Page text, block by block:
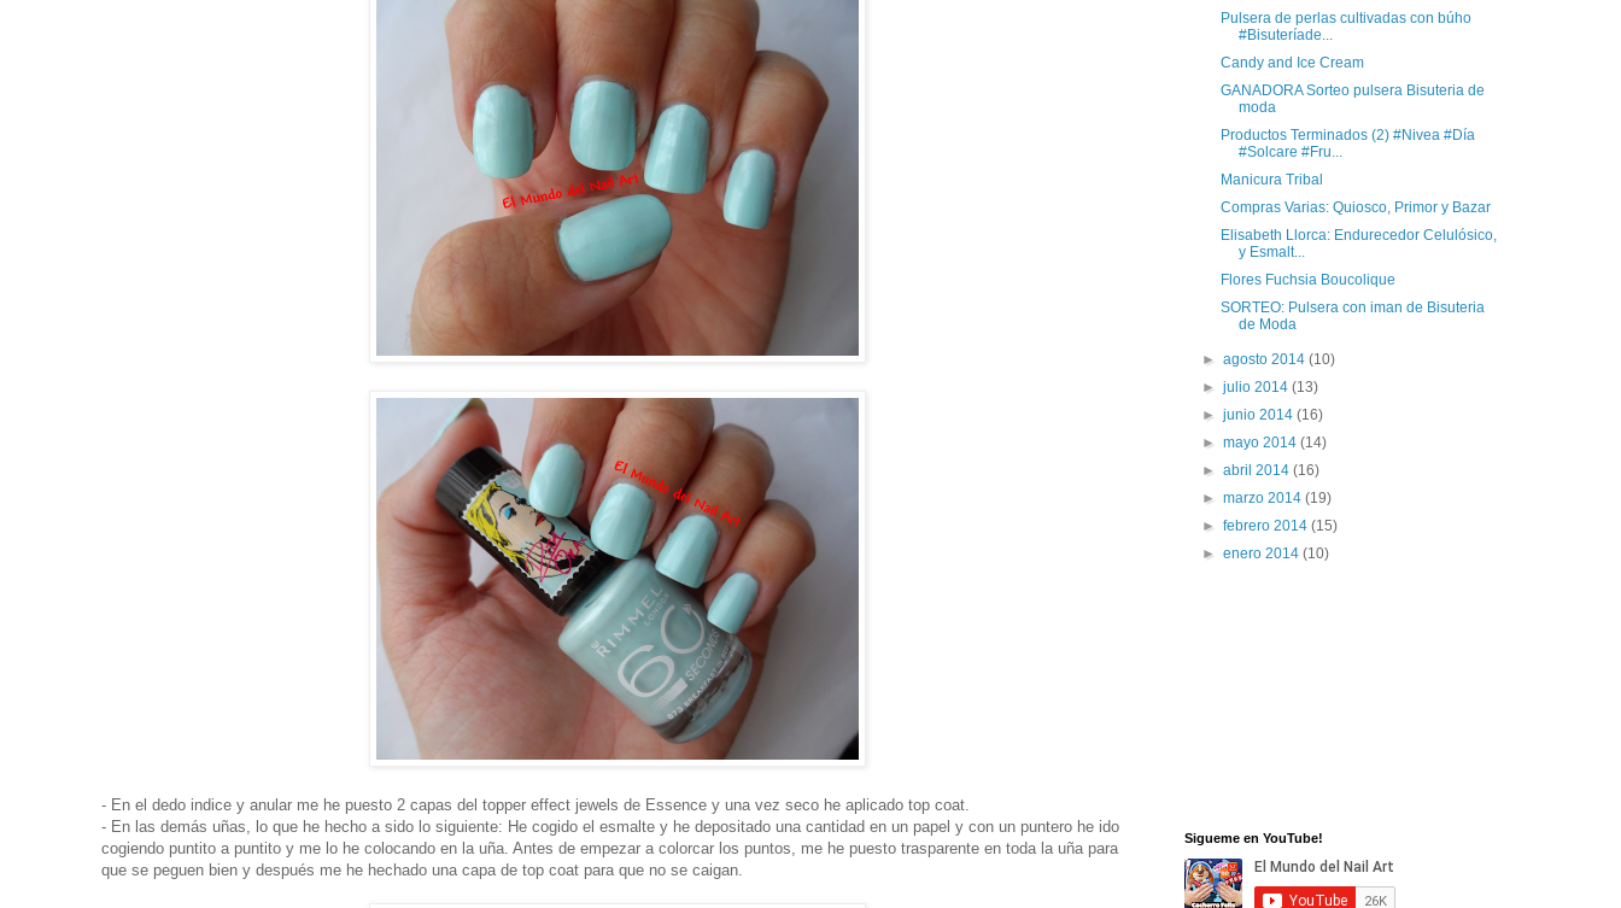
- En el dedo indice y anular me he puesto 2 capas del topper effect jewels de Essence y una vez seco he aplicado top coat.
- En las demás uñas, lo que he hecho a sido lo siguiente: He cogido el esmalte y he depositado una cantidad en un papel y con un puntero he ido
cogiendo puntito a puntito y me lo he colocando en la uña. Antes de empezar a colorcar los puntos, me he puesto trasparente en toda la uña para
que se peguen bien y después me he hechado una capa de top coat para que no se caigan.
Pulsera de perlas cultivadas con búho
#Bisuteríade...
Candy and Ice Cream
GANADORA Sorteo pulsera Bisuteria de
moda
Productos Terminados (2) #Nivea #Día
#Solcare #Fru...
Manicura Tribal
Compras Varias: Quiosco, Primor y Bazar
Elisabeth Llorca: Endurecedor Celulósico,
y Esmalt...
Flores Fuchsia Boucolique
SORTEO: Pulsera con iman de Bisuteria
de Moda
►agosto 2014(10)
►julio 2014(13)
►junio 2014(16)
►mayo 2014(14)
►abril 2014(16)
►marzo 2014(19)
►febrero 2014(15)
►enero 2014(10)
Sigueme en YouTube!